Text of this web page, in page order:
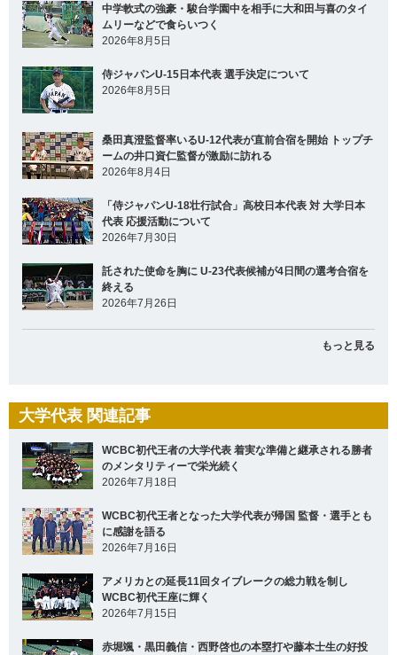
中学軟式の強豪・駿台学園中を相手に大和田与喜のタイ
ムリーなどで食らいつく
2026年8月5日
侍ジャパンU-15日本代表 選手決定について
2026年8月5日
桑田真澄監督率いるU-12代表が直前合宿を開始 トップチ
ームの井口資仁監督が激励に訪れる
2026年8月4日
「侍ジャパンU-18壮行試合」高校日本代表 対 大学日本
代表 応援活動について
2026年7月30日
託された使命を胸に U-23代表候補が4日間の選考合宿を
終える
2026年7月26日
もっと見る
大学代表 関連記事
WCBC初代王者の大学代表 着実な準備と継承される勝者
のメンタリティーで栄光続く
2026年7月18日
WCBC初代王者となった大学代表が帰国 監督・選手とも
に感謝を語る
2026年7月16日
アメリカとの延長11回タイブレークの総力戦を制し
WCBC初代王座に輝く
2026年7月15日
赤堀颯・黒田義信・西野啓也の本塁打や藤本士生の好投